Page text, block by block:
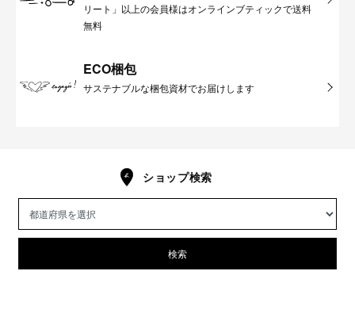
リート」以上の会員様はオンラインブティックで送料
無料
ECO梱包
サステナブルな梱包資材でお届けします
ショップ検索
検索